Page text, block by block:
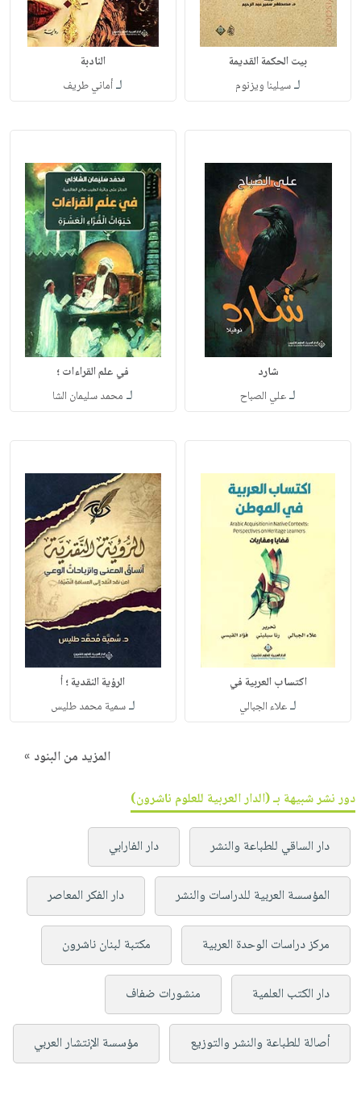
بيت الحكمة القديمة
لـسيلينا ويزنوم
النادبة
لـأماني طريف
شارد
لـعلي الصباح
في علم القراءات ؛
لـ محمد سليمان الشا
اكتساب العربية في
لـعلاء الجبالي
الرؤية النقدية ؛ أ
لـسمية محمد طليس
المزيد من البنود »
دور نشر شبيهة بـ (الدار العربية للعلوم ناشرون)
دار الساقي للطباعة والنشر دار الفارابي
المؤسسة العربية للدراسات والنشر دار الفكر المعاصر
مركز دراسات الوحدة العربية مكتبة لبنان ناشرون
دار الكتب العلمية منشورات ضفاف
أصالة للطباعة والنشر والتوزيع مؤسسة الإنتشار العربي